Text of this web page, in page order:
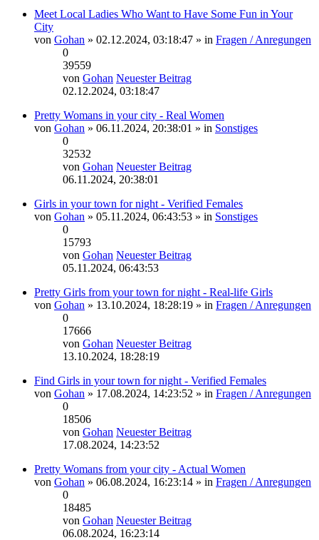
Meet Local Ladies Who Want to Have Some Fun in Your
City
von Gohan » 02.12.2024, 03:18:47 » in Fragen / Anregungen
0
39559
von Gohan Neuester Beitrag
02.12.2024, 03:18:47
Pretty Womans in your city - Real Women
von Gohan » 06.11.2024, 20:38:01 » in Sonstiges
0
32532
von Gohan Neuester Beitrag
06.11.2024, 20:38:01
Girls in your town for night - Verified Females
von Gohan » 05.11.2024, 06:43:53 » in Sonstiges
0
15793
von Gohan Neuester Beitrag
05.11.2024, 06:43:53
Pretty Girls from your town for night - Real-life Girls
von Gohan » 13.10.2024, 18:28:19 » in Fragen / Anregungen
0
17666
von Gohan Neuester Beitrag
13.10.2024, 18:28:19
Find Girls in your town for night - Verified Females
von Gohan » 17.08.2024, 14:23:52 » in Fragen / Anregungen
0
18506
von Gohan Neuester Beitrag
17.08.2024, 14:23:52
Pretty Womans from your city - Actual Women
von Gohan » 06.08.2024, 16:23:14 » in Fragen / Anregungen
0
18485
von Gohan Neuester Beitrag
06.08.2024, 16:23:14